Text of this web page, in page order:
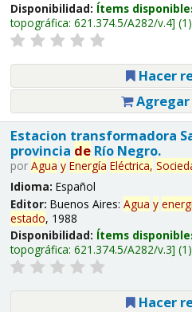
Disponibilidad: Ítems
topográfica: 621.374.5/A282/v.4
Hacer
Estacion transformadora
provincia deRío Negro.
por Agua y Energía Eléctrica,
Idioma: Español
Editor: Buenos Aires: Agua y
estado, 1988
Disponibilidad: Ítems
topográfica: 621.374.5/A282/v.3
Hacer